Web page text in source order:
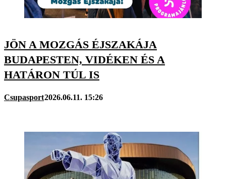
JÖN A MOZGÁS ÉJSZAKÁJA
BUDAPESTEN, VIDÉKEN ÉS A
HATÁRON TÚL IS
Csupasport2026.06.11. 15:26